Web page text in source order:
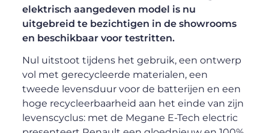
elektrisch aangedeven model is nu
uitgebreid te bezichtigen in de showrooms
en beschikbaar voor testritten.
Nul uitstoot tijdens het gebruik, een ontwerp
vol met gerecycleerde materialen, een
tweede levensduur voor de batterijen en een
hoge recycleerbaarheid aan het einde van zijn
levenscyclus: met de Megane E-Tech electric